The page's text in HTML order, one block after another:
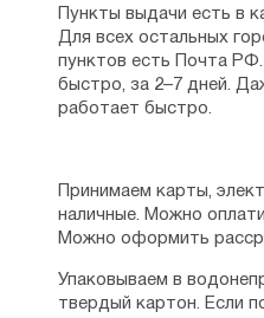
Пункты выдачи есть в
Для всех остальных
пунктов есть Почта
быстро, за 2–7 дней.
работает быстро.
Принимаем карты,
наличные. Можно
Можно оформить
Упаковываем в
твердый картон. Если